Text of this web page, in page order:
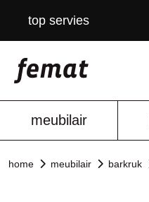
top servies
meubilair
home meubilair barkruk